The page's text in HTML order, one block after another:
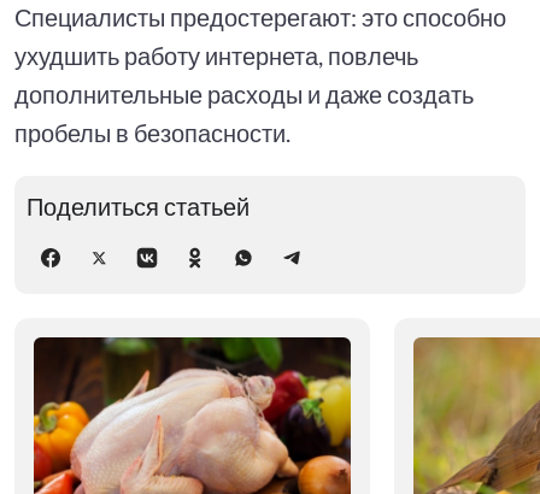
Специалисты предостерегают: это способно
ухудшить работу интернета, повлечь
дополнительные расходы и даже создать
пробелы в безопасности.
Поделиться статьей